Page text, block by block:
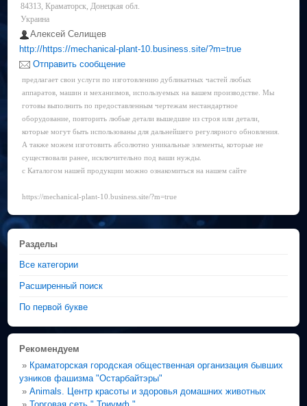
84313, Краматорск, Донецкая обл.
Украина
Алексей Селищев
http://https://mechanical-plant-10.business.site/?m=true
Отправить сообщение
предлагает свои услуги по изготовлению дубликатных частей любых
аппаратов, машин и механизмов, используемых на вашем производстве. Мы
готовы выполнить по предоставленным чертежам нестандартное
оборудование, повторить любые детали вышедшие из строя или детали,
которые могут быть использованы для дальнейшего регулярного обновления.
А также можем изготовить абсолютно уникальные элементы, которые не
существовали ранее, исключительно под ваши нужды.
с Каталогом нашей продукции можно ознакомиться на нашем сайте
https://mechanical-plant-10.business.site/?m=true
Разделы
Все категории
Расширенный поиск
По первой букве
Рекомендуем
» Краматорская городская общественная организация бывших
узников фашизма "Остарбайтэры"
»Animals. Центр красоты и здоровья домашних животных